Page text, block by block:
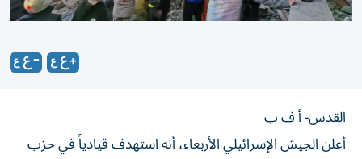
القدس- أ ف ب
أعلن الجيش الإسرائيلي الأربعاء، أنه استهدف قيادياً في حزب